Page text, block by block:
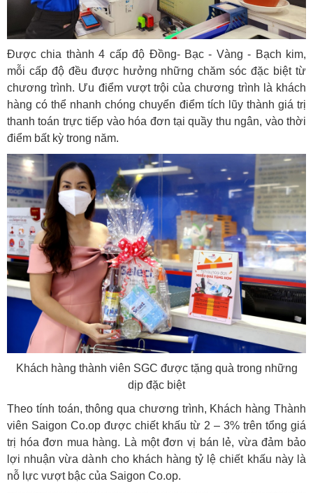
Được chia thành 4 cấp độ Đồng- Bạc - Vàng - Bạch kim,
mỗi cấp độ đều được hưởng những chăm sóc đặc biệt từ
chương trình. Ưu điểm vượt trội của chương trình là khách
hàng có thể nhanh chóng chuyển điểm tích lũy thành giá trị
thanh toán trực tiếp vào hóa đơn tại quầy thu ngân, vào thời
điểm bất kỳ trong năm.
Khách hàng thành viên SGC được tặng quà trong những
dịp đặc biệt
Theo tính toán, thông qua chương trình, Khách hàng Thành
viên Saigon Co.op được chiết khấu từ 2 – 3% trên tổng giá
trị hóa đơn mua hàng. Là một đơn vị bán lẻ, vừa đảm bảo
lợi nhuận vừa dành cho khách hàng tỷ lệ chiết khấu này là
nỗ lực vượt bậc của Saigon Co.op.